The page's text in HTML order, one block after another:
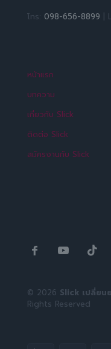
โทร: 098-656-8899 |
หน้าแรก
บทความ
เกี่ยวกับ Slick
ติดต่อ Slick
สมัครงานกับ Slick
© 2026 Slick เปลี่ยน
Rights Reserved